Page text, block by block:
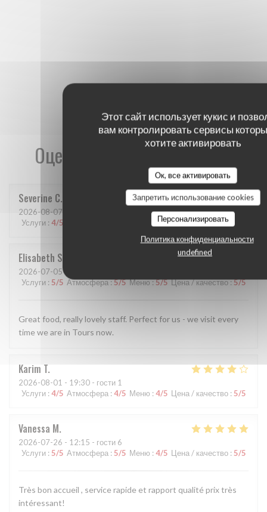
Этот сайт использует кукис и
вам контролировать сервисы
хотите активировать
Ок, все активировать
Запретить использование cookies
Персонализировать
Политика конфиденциальности
undefined
Оценки наших посетителей
Severine C
2026-08-07
Услуги : 4/5 : 3 /5 Цена / качество: 3
Elisabeth S
2026-07-05- 19:00 - гости 2
Услуги : 5/5 Атмосфера:5/5 Меню:5/5 Цена / качество:5/5
Great food, really lovely staff. Perfect for us - we visit every
time we are in Tours now.
Karim T
2026-08-01 - 19:30 - гости 1
Услуги : 4/5 Атмосфера : 4/5 Меню : 4/5 Цена / качество : 5/5
Vanessa M
2026-07-26 - 12:15 - гости 6
Услуги : 5/5 Атмосфера : 5/5 Меню : 4/5 Цена / качество : 5/5
Très bon accueil , service rapide et rapport qualité prix très
intéressant!